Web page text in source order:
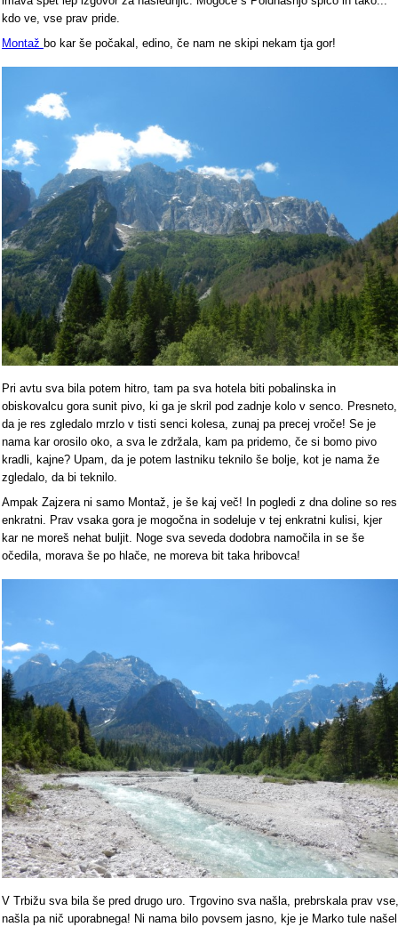
kdo ve, vse prav pride.
Montaž bo kar še počakal, edino, če nam ne skipi nekam tja gor!
Pri avtu sva bila potem hitro, tam pa sva hotela biti pobalinska in
obiskovalcu gora sunit pivo, ki ga je skril pod zadnje kolo v senco. Presneto,
da je res zgledalo mrzlo v tisti senci kolesa, zunaj pa precej vroče! Se je
nama kar orosilo oko, a sva le zdržala, kam pa pridemo, če si bomo pivo
kradli, kajne? Upam, da je potem lastniku teknilo še bolje, kot je nama že
zgledalo, da bi teknilo.
Ampak Zajzera ni samo Montaž, je še kaj več! In pogledi z dna doline so res
enkratni. Prav vsaka gora je mogočna in sodeluje v tej enkratni kulisi, kjer
kar ne moreš nehat buljit. Noge sva seveda dodobra namočila in se še
očedila, morava še po hlače, ne moreva bit taka hribovca!
V Trbižu sva bila še pred drugo uro. Trgovino sva našla, prebrskala prav vse,
našla pa nič uporabnega! Ni nama bilo povsem jasno, kje je Marko tule našel